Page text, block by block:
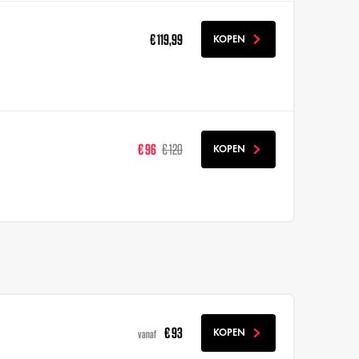
€ 119,99 KOPEN
€ 96 € 120 KOPEN
vanaf € 93 KOPEN